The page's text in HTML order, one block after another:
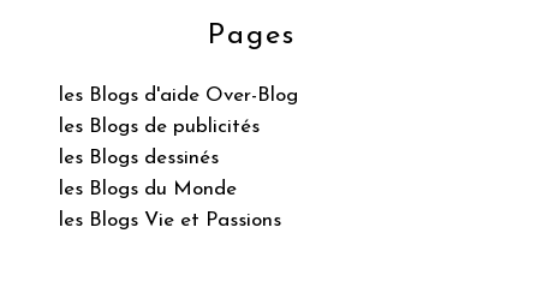
Pages
les Blogs d'aide Over-Blog
les Blogs de publicités
les Blogs dessinés
les Blogs du Monde
les Blogs Vie et Passions